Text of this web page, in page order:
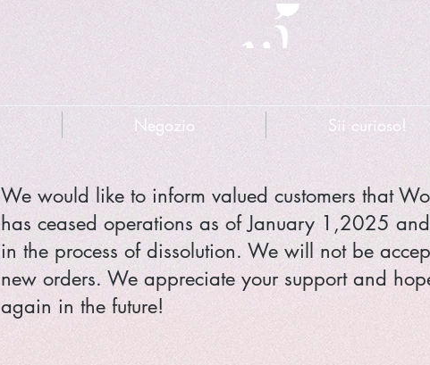
Negozio Sii curioso!
We would like to inform valued customers that
has ceased operations as of January 1,2025
in the process of dissolution. We will not be
new orders. We appreciate your support and
again in the future!